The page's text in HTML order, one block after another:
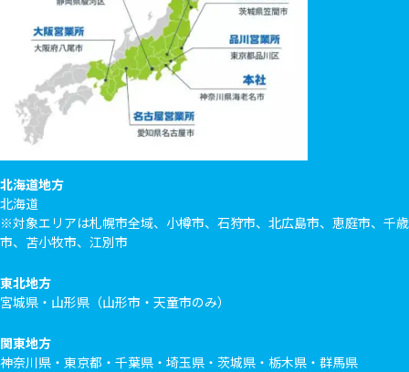
北海道地方
北海道
※対象エリアは札幌市全域、小樽市、石狩市、北広島市、恵庭市、千歳
市、苫小牧市、江別市
東北地方
宮城県・山形県（山形市・天童市のみ）
関東地方
神奈川県・東京都・千葉県・埼玉県・茨城県・栃木県・群馬県